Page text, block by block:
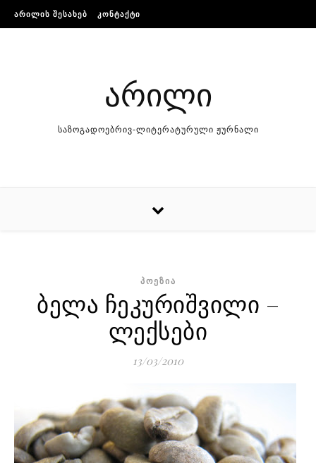
Skip to content
ᲐᲠᲘᲚᲘᲡ ᲨᲔᲡᲐᲮᲔᲑ ᲙᲝᲜᲢᲐᲥᲢᲘ
არილი
საზოგადოებრივ-ლიტერატურული ჟურნალი
ᲞᲝᲔᲖᲘᲐ
ბელა ჩეკურიშვილი –
ლექსები
13/03/2010